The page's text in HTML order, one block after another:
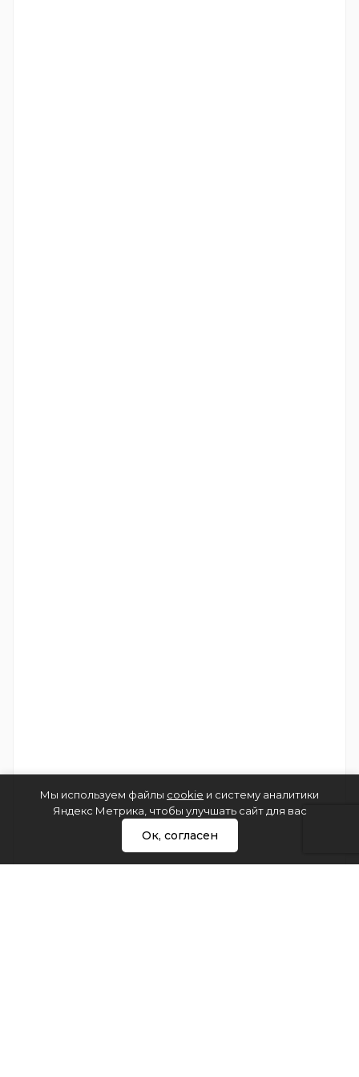
Мы используем файлы cookie и систему аналитики
Яндекс Метрика, чтобы улучшать сайт для вас
Ок, согласен